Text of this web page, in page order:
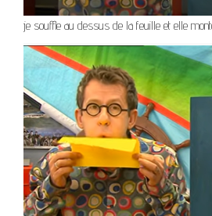
je souffle au dessus de la feuille et elle